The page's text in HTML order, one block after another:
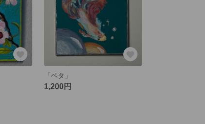
「ベタ」
1,200円